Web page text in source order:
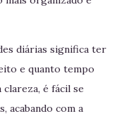
diárias significa ter
e quanto tempo
clareza, é fácil se
acabando com a